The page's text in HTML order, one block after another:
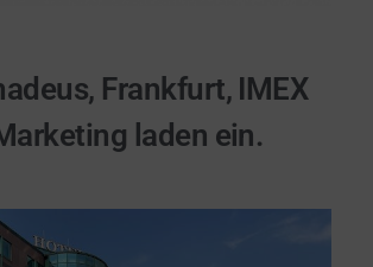
Frankfurt, IMEX
laden ein.